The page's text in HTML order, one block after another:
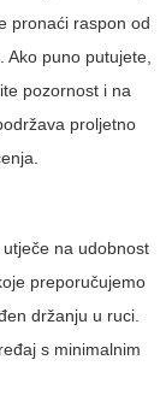
pronaći raspon od
puno putujete,
pozornost i na
proljetno
na udobnost
preporučujemo
držanju u ruci.
s minimalnim